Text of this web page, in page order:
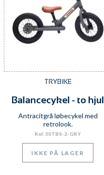
TRYBIKE
Balancecykel - to hjul
Antracitgrå løbecykel med
retrolook.
Ref. 30TBS-2-GRY